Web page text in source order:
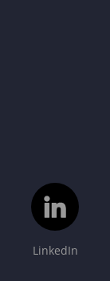
LinkedIn